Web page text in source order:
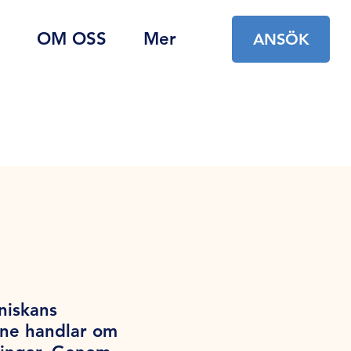
OM OSS Mer ANSÖK
handlar om